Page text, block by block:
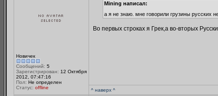
Новичек
Сообщений: 5
Зарегистрирован: 12 Октября
2012, 07:47:16
Пол: Не определен
Статус: offline
Mining написал:
а я не знаю. мне говорили грузины русских
Во первых строках я Грек,а во-вторых
^ наверх ^